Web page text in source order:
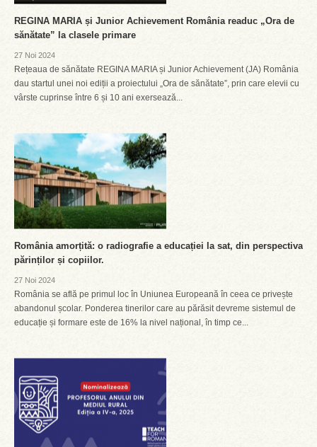
REGINA MARIA și Junior Achievement România readuc „Ora de
sănătate” la clasele primare
27 Noi 2024
Rețeaua de sănătate REGINA MARIA și Junior Achievement (JA) România
dau startul unei noi ediții a proiectului „Ora de sănătate”, prin care elevii cu
vârste cuprinse între 6 și 10 ani exersează...
România amorțită: o radiografie a educației la sat, din perspectiva
părinților și copiilor.
27 Noi 2024
România se află pe primul loc în Uniunea Europeană în ceea ce privește
abandonul școlar. Ponderea tinerilor care au părăsit devreme sistemul de
educație și formare este de 16% la nivel național, în timp ce...